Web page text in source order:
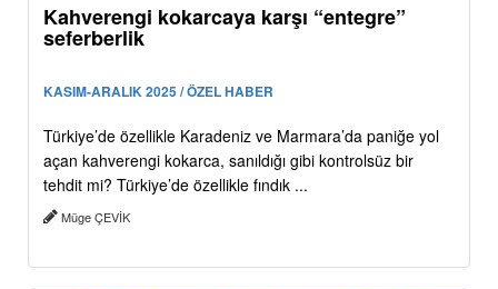
Kahverengi kokarcaya karşı “entegre”
seferberlik
KASIM-ARALIK 2025 / ÖZEL HABER
Türkiye’de özellikle Karadeniz ve Marmara’da paniğe yol
açan kahverengi kokarca, sanıldığı gibi kontrolsüz bir
tehdit mi? Türkiye’de özellikle fındık ...
Müge ÇEVİK